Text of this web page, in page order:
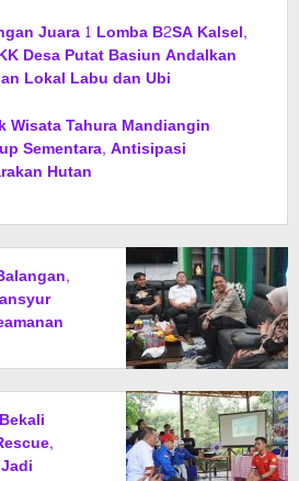
Juara 1 Lomba B2SA Kalsel,
Desa Putat Basiun Andalkan
Lokal Labu dan Ubi
Wisata Tahura Mandiangin
Sementara, Antisipasi
Hutan